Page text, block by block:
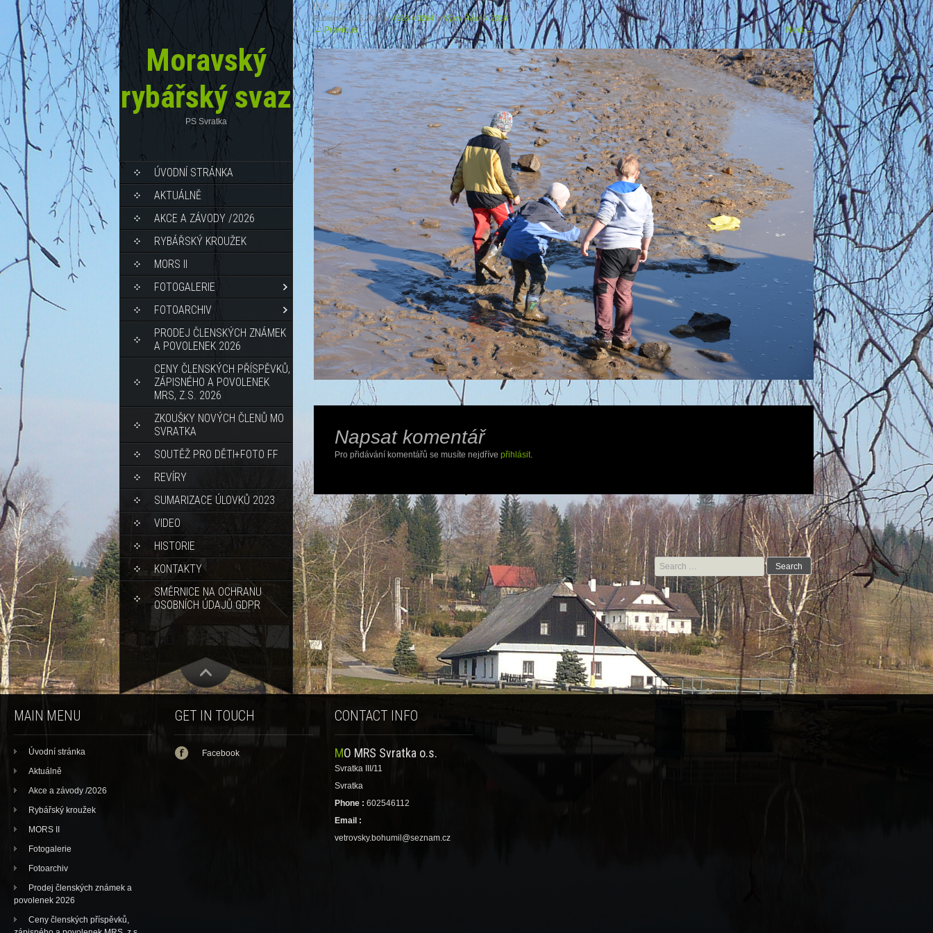
Moravský
rybářský svaz
PS Svratka
ÚVODNÍ STRÁNKA
AKTUÁLNĚ
AKCE A ZÁVODY /2026
RYBÁŘSKÝ KROUŽEK
MORS II
FOTOGALERIE
FOTOARCHIV
PRODEJ ČLENSKÝCH ZNÁMEK
A POVOLENEK 2026
CENY ČLENSKÝCH PŘÍSPĚVKŮ,
ZÁPISNÉHO A POVOLENEK
MRS, Z.S. 2026
ZKOUŠKY NOVÝCH ČLENŮ MO
SVRATKA
SOUTĚŽ PRO DĚTI+FOTO FF
REVÍRY
SUMARIZACE ÚLOVKŮ 2023
VIDEO
HISTORIE
KONTAKTY
SMĚRNICE NA OCHRANU
OSOBNÍCH ÚDAJŮ GDPR
DSC_0237
Published24.5.2016at4928 × 3264inVýlov Řásník 2016
←Previous Next→
Napsat komentář
Pro přidávání komentářů se musíte nejdříve přihlásit.
Search for:
MAIN MENU
Úvodní stránka
Aktuálně
Akce a závody /2026
Rybářský kroužek
MORS II
Fotogalerie
Fotoarchiv
Prodej členských známek a
povolenek 2026
Ceny členských příspěvků,
GET IN TOUCH
Facebook
CONTACT INFO
MO MRS Svratka o.s.
Svratka III/11
Svratka
Phone : 602546112
Email :
vetrovsky.bohumil@seznam.cz